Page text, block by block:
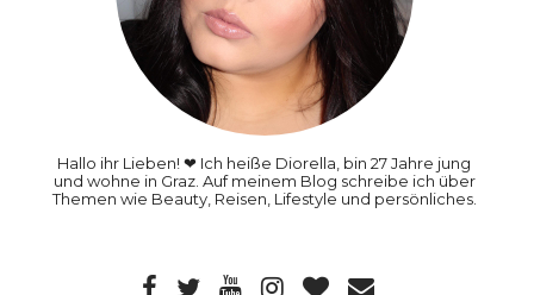
Hallo ihr Lieben! ❤ Ich heiße Diorella, bin 27 Jahre jung
und wohne in Graz. Auf meinem Blog schreibe ich über
Themen wie Beauty, Reisen, Lifestyle und persönliches.